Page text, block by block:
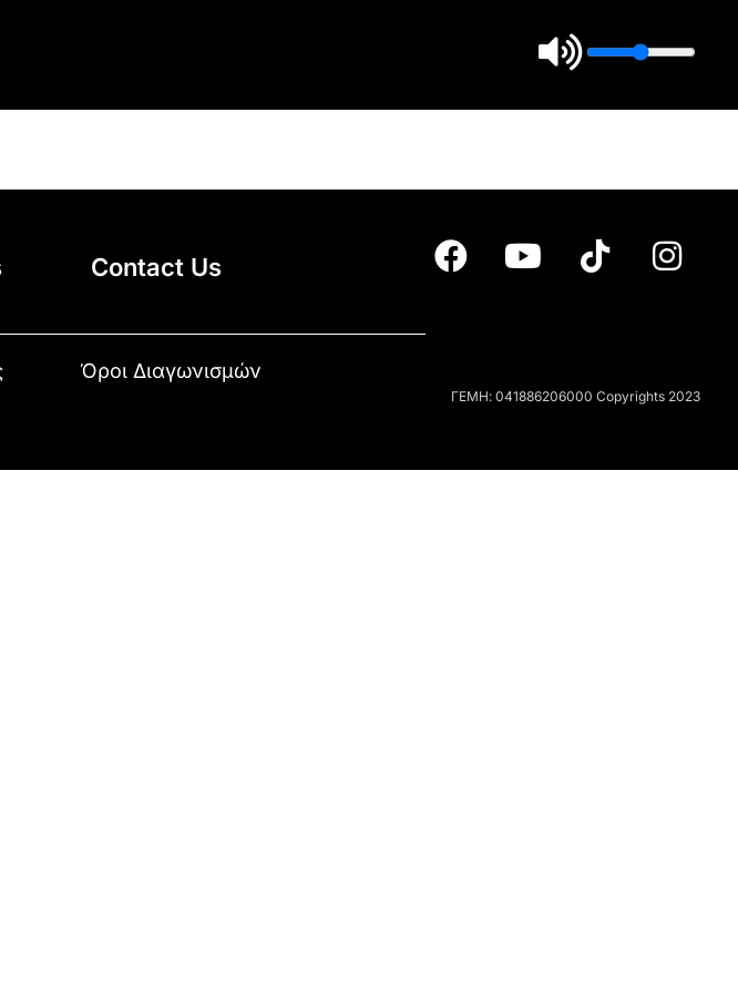
Contact Us
Όροι Διαγωνισμών
ΓΕΜΗ: 041886206000 Copyrights 2023